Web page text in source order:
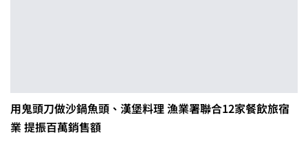
用鬼頭刀做沙鍋魚頭、漢堡料理 漁業署聯合12家餐飲旅宿
業 提振百萬銷售額